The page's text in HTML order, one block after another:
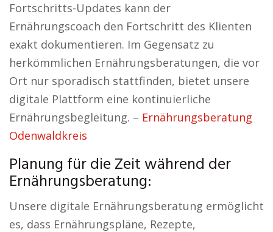
Fortschritts-Updates kann der
Ernährungscoach den Fortschritt des Klienten
exakt dokumentieren. Im Gegensatz zu
herkömmlichen Ernährungsberatungen, die vor
Ort nur sporadisch stattfinden, bietet unsere
digitale Plattform eine kontinuierliche
Ernährungsbegleitung. – Ernährungsberatung
Odenwaldkreis
Planung für die Zeit während der
Ernährungsberatung:
Unsere digitale Ernährungsberatung ermöglicht
es, dass Ernährungspläne, Rezepte,